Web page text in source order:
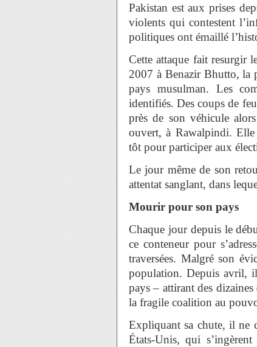
Pakistan est aux prises
violents qui contestent
politiques ont émaillé
Cette attaque fait resurgir
2007 à Benazir Bhutto, la
pays musulman. Les
identifiés. Des coups de
près de son véhicule
ouvert, à Rawalpindi. Elle
tôt pour participer aux
Le jour même de son
attentat sanglant, dans
Mourir pour son pays
Chaque jour depuis le
ce conteneur pour
traversées. Malgré son
population. Depuis avril, il
pays – attirant des
la fragile coalition au
Expliquant sa chute, il ne
États-Unis, qui